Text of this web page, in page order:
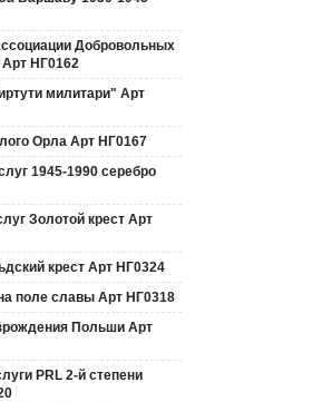
Добровольных
НГ0162
милитари" Арт
Орла Арт НГ0167
1945-1990 серебро
Золотой крест Арт
крест Арт НГ0324
поле славы Арт НГ0318
Польши Арт
PRL 2-й степени